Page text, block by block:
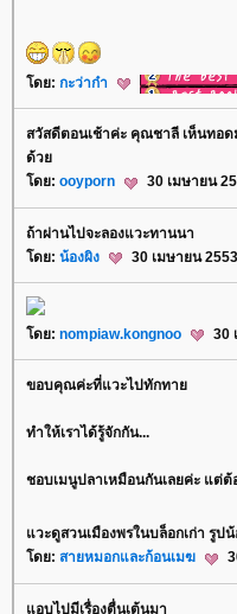
ดย: กะว่าก๋า
สวัสดีตอนเช้าค่ะ คุณชาลี เห็นทอด
ด้ว
ดย: ooyporn 30 เมษายน
ถ้าผ่านไปจะลองแวะทานนา
ดย: น้องผิง 30 เมษายน
ดย: nompiaw.kongnoo 30
ขอบคุณค่ะที่แวะไปทักทา
ทำให้เราได้รู้จักกัน...
ชอบเมนูปลาเหมือนกันเลยค่ะ แต่
วะดูสวนเมืองพรในบล็อกเก่า รูป
ดย: สายหมอกและก้อนเมฆ
อบไปมีเรื่องตื่นเต้นมา